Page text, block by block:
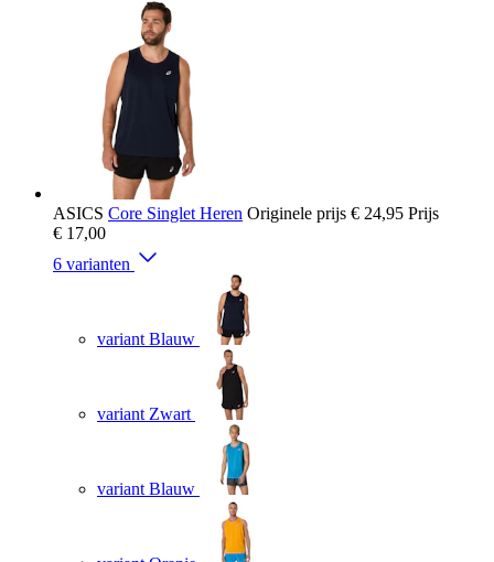
ASICS Core Singlet Heren Originele prijs € 24,95 Prijs
€ 17,00
6 varianten
variant Blauw
variant Zwart
variant Blauw